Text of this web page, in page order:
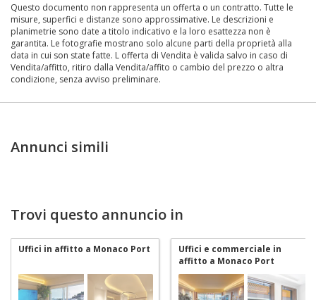
Questo documento non rappresenta un offerta o un contratto. Tutte le
misure, superfici e distanze sono approssimative. Le descrizioni e
planimetrie sono date a titolo indicativo e la loro esattezza non è
garantita. Le fotografie mostrano solo alcune parti della proprietà alla
data in cui son state fatte. L offerta di Vendita è valida salvo in caso di
Vendita/affitto, ritiro dalla Vendita/affito o cambio del prezzo o altra
condizione, senza avviso preliminare.
Annunci simili
Trovi questo annuncio in
Uffici in affitto a Monaco Port
Uffici e commerciale in
affitto a Monaco Port